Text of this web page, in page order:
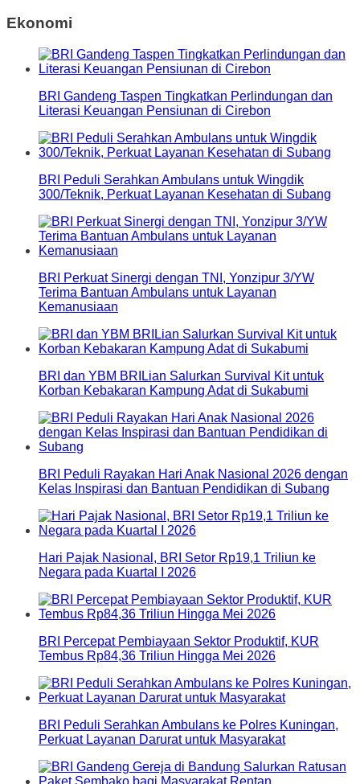
Ekonomi
BRI Gandeng Taspen Tingkatkan Perlindungan dan
Literasi Keuangan Pensiunan di Cirebon
BRI Peduli Serahkan Ambulans untuk Wingdik
300/Teknik, Perkuat Layanan Kesehatan di Subang
BRI Perkuat Sinergi dengan TNI, Yonzipur 3/YW
Terima Bantuan Ambulans untuk Layanan
Kemanusiaan
BRI dan YBM BRILian Salurkan Survival Kit untuk
Korban Kebakaran Kampung Adat di Sukabumi
BRI Peduli Rayakan Hari Anak Nasional 2026 dengan
Kelas Inspirasi dan Bantuan Pendidikan di Subang
Hari Pajak Nasional, BRI Setor Rp19,1 Triliun ke
Negara pada Kuartal I 2026
BRI Percepat Pembiayaan Sektor Produktif, KUR
Tembus Rp84,36 Triliun Hingga Mei 2026
BRI Peduli Serahkan Ambulans ke Polres Kuningan,
Perkuat Layanan Darurat untuk Masyarakat